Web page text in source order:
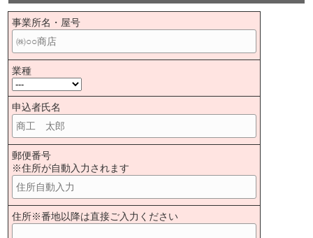
事業所名・屋号
業種
申込者氏名
郵便番号
※住所が自動入力されます
住所※番地以降は直接ご入力ください